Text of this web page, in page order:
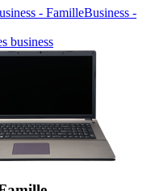
Business -
business